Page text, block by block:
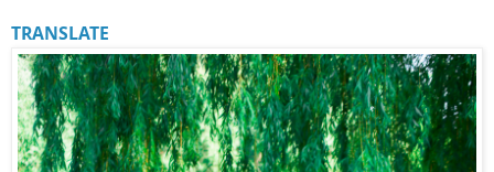
TRANSLATE